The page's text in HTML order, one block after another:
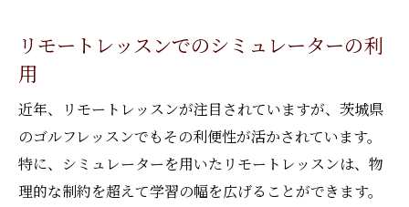
リモートレッスンでのシミュレーターの利
用
近年、リモートレッスンが注目されていますが、茨城県
のゴルフレッスンでもその利便性が活かされています。
特に、シミュレーターを用いたリモートレッスンは、物
理的な制約を超えて学習の幅を広げることができます。